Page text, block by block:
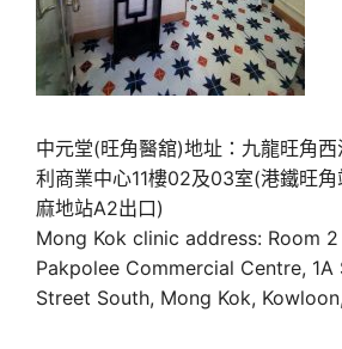
中元堂(旺角醫舘)地址：九龍旺角
利商業中心11樓02及03室(港鐵旺
麻地站A2出口)
Mong Kok clinic address: Room 2
Pakpolee Commercial Centre, 1A
Street South, Mong Kok,